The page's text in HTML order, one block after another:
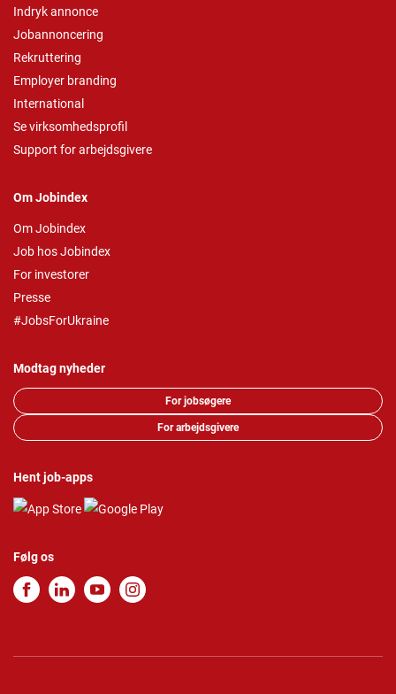
Indryk annonce
Jobannoncering
Rekruttering
Employer branding
International
Se virksomhedsprofil
Support for arbejdsgivere
Om Jobindex
Om Jobindex
Job hos Jobindex
For investorer
Presse
#JobsForUkraine
Modtag nyheder
For jobsøgere
For arbejdsgivere
Hent job-apps
Følg os